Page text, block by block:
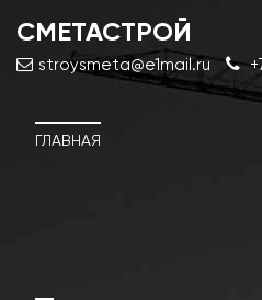
СМЕТАСТРОЙ
stroysmeta@e1mail.ru
ГЛАВНАЯ